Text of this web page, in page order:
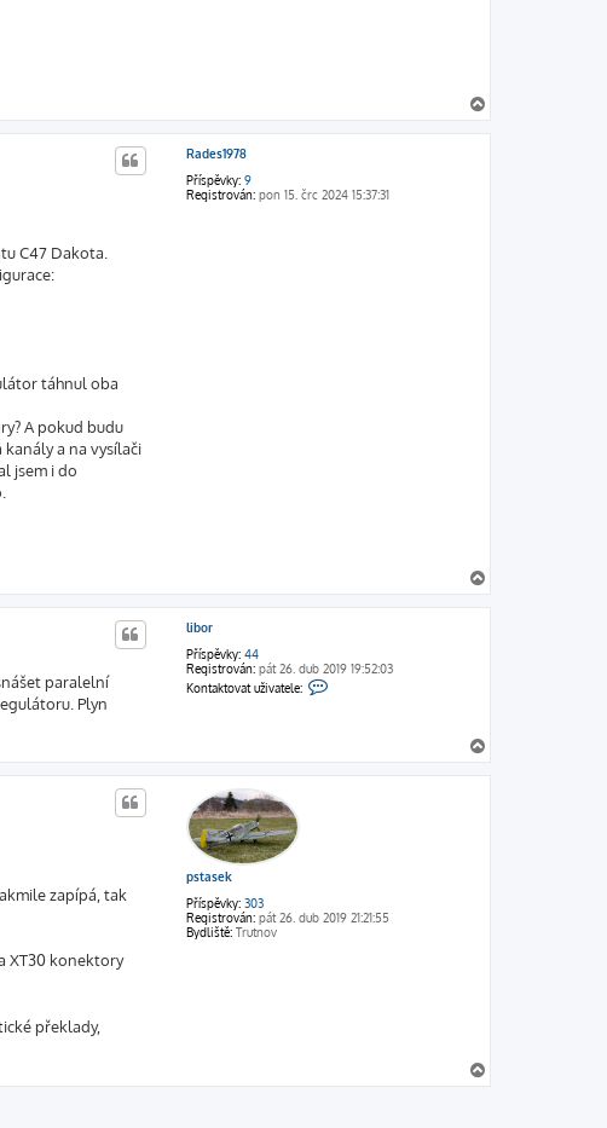
a
h
Rades1978
Příspěvky: 9
Registrován: pon 15. črc 2024 15:37:31
C47 Dakota.
táhnul oba
A pokud budu
a na vysílači
jsem i do
a
h
libor
Příspěvky: 44
Registrován: pát 26. dub 2019 19:52:03
Kontaktovat uživatele:
t
paralelní
Plyn
a
h
pstasek
Příspěvky: 303
Registrován: pát 26. dub 2019 21:21:55
Bydliště: Trutnov
zapípá, tak
XT30 konektory
překlady,
a